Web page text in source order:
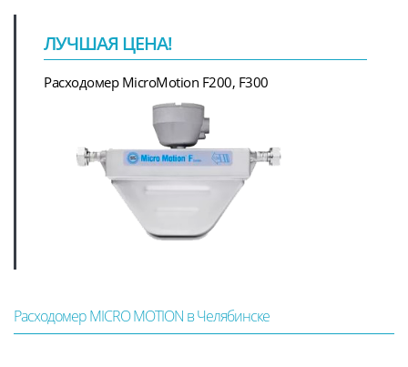
ЛУЧШАЯ ЦЕНА!
Расходомер MicroMotion F200, F300
Расходомер MICRO MOTION в Челябинске